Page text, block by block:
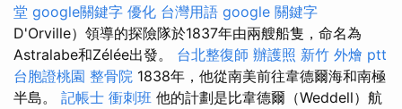
堂 google關鍵字 優化 台灣用語 google 關鍵字
D'Orville）領導的探險隊於1837年由兩艘船隻，命名為
Astralabe和Zélée出發。 台北整復師 辦護照 新竹 外燴 ptt
台胞證桃園 整骨院 1838年，他從南美前往韋德爾海和南極
半島。 記帳士 衝刺班 他的計劃是比韋德爾（Weddell）航